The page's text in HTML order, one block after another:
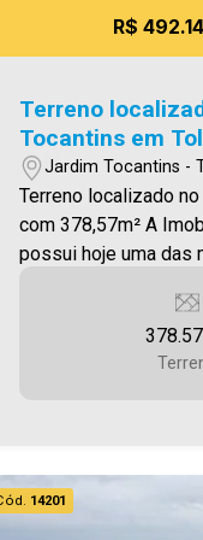
R$
Terreno
Tocantins em
Jardim Tocantins -
Terreno localizado
com 378,57m² A Imobiliária Ativa
possui hoje uma das
atuando com
locação quanto na venda.
essa oportunidade,
direito de corrigir
digitação e/ou
14201